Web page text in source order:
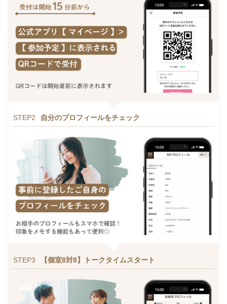
STEP2 自分のプロフィールをチェック
STEP3 【個室8対8】トークタイムスタート